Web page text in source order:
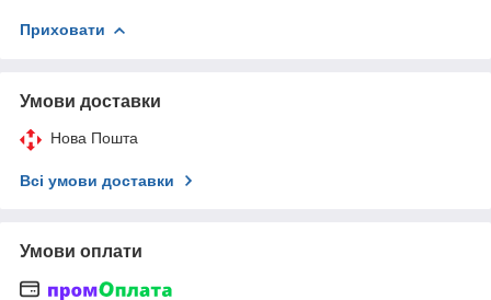
Приховати
Умови доставки
Нова Пошта
Всі умови доставки
Умови оплати